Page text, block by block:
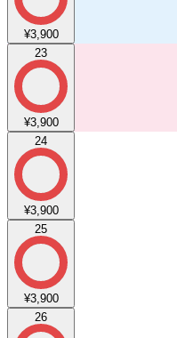
¥3,900
23
¥3,900
24
¥3,900
25
¥3,900
26